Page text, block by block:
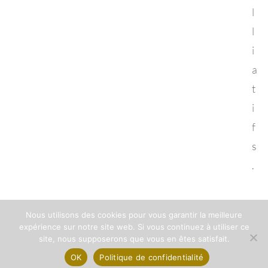
l
l
i
a
t
i
f
s
.
Copyright © 2024 - Réalisé par Rousset Informatique -
Politique de confidentialité et droits d'auteur |Mentions légales
Nous utilisons des cookies pour vous garantir la meilleure
expérience sur notre site web. Si vous continuez à utiliser ce
site, nous supposerons que vous en êtes satisfait.
OK
Politique de confidentialité